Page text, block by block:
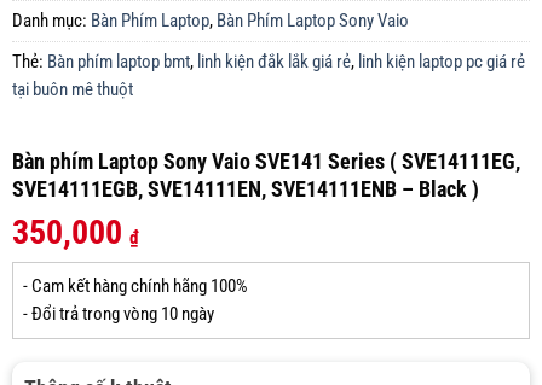
Danh mục: Bàn Phím Laptop, Bàn Phím Laptop Sony Vaio
Thẻ: Bàn phím laptop bmt, linh kiện đắk lắk giá rẻ, linh kiện laptop pc giá rẻ
tại buôn mê thuột
Bàn phím Laptop Sony Vaio SVE141 Series ( SVE14111EG,
SVE14111EGB, SVE14111EN, SVE14111ENB – Black )
350,000 ₫
- Cam kết hàng chính hãng 100%
- Đổi trả trong vòng 10 ngày